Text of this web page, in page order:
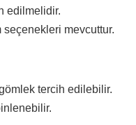
edilmelidir.
mevcuttur.
tercih edilebilir.